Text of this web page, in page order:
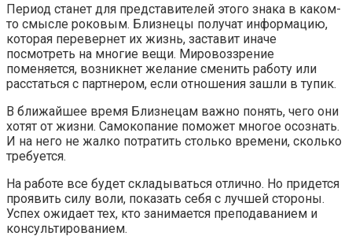
Период станет для представителей этого знака в каком-
то смысле роковым. Близнецы получат информацию,
которая перевернет их жизнь, заставит иначе
посмотреть на многие вещи. Мировоззрение
поменяется, возникнет желание сменить работу или
расстаться с партнером, если отношения зашли в тупик.
В ближайшее время Близнецам важно понять, чего они
хотят от жизни. Самокопание поможет многое осознать.
И на него не жалко потратить столько времени, сколько
требуется.
На работе все будет складываться отлично. Но придется
проявить силу воли, показать себя с лучшей стороны.
Успех ожидает тех, кто занимается преподаванием и
консультированием.